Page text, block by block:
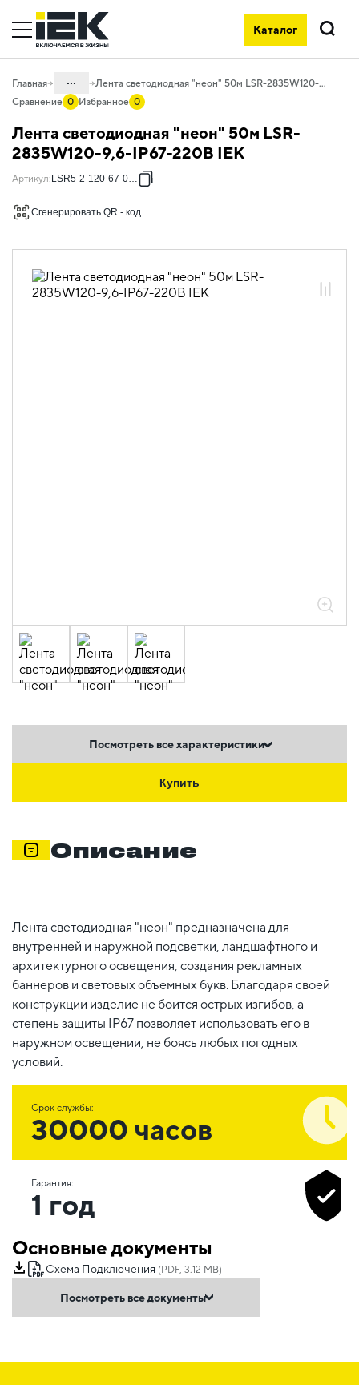
Каталог
Поиск
Главная ...
10. Светотехника
10.01 Источники света
10.01.02.03.02 Лента светодиодная
Лента светодиодная "неон" 50м LSR-2835W120-9,6-IP67-220В IEK
Сравнение 0 Избранное 0
Лента светодиодная "неон" 50м LSR-
2835W120-9,6-IP67-220В IEK
Артикул: LSR5-2-120-67-0-50
Сгенерировать QR - код
Посмотреть все характеристики
Купить
Описание
Лента светодиодная "неон" предназначена для
внутренней и наружной подсветки, ландшафтного и
архитектурного освещения, создания рекламных
баннеров и световых объемных букв. Благодаря своей
конструкции изделие не боится острых изгибов, а
степень защиты IP67 позволяет использовать его в
наружном освещении, не боясь любых погодных
условий.
Срок службы:
30000 часов
Гарантия:
1 год
Основные документы
Схема Подключения (PDF, 3.12 MB)
Посмотреть все документы